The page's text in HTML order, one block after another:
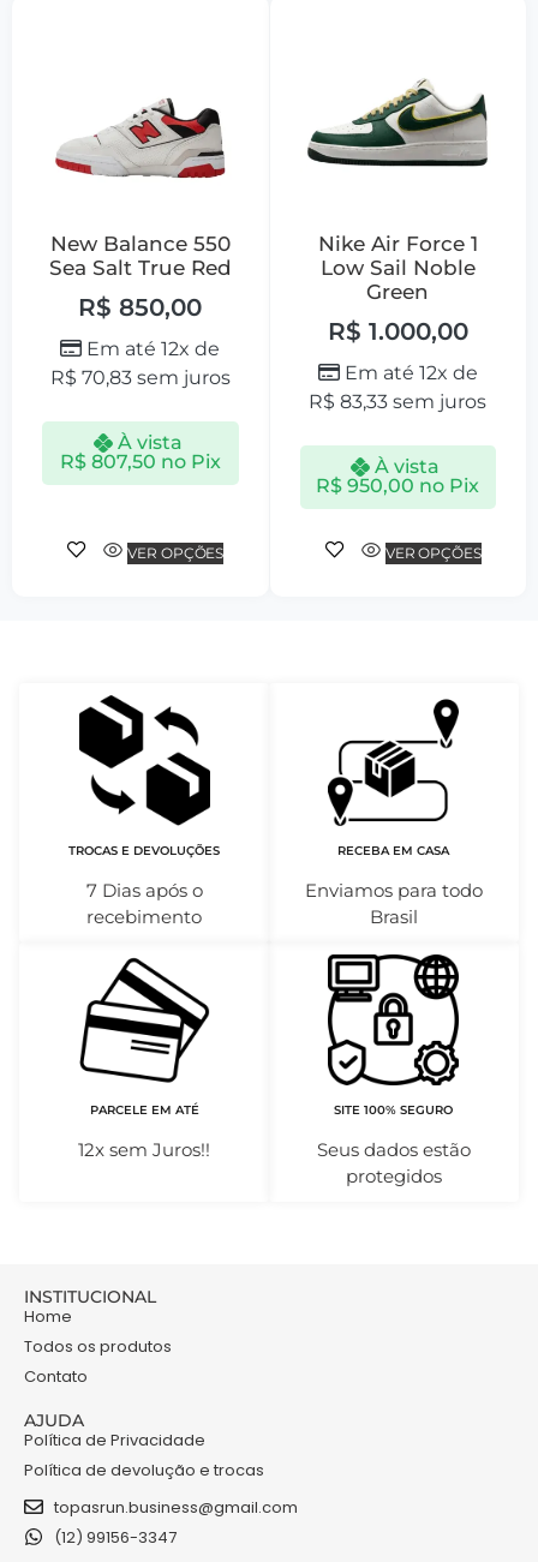
New Balance 550
Sea Salt True Red
R$ 850,00
Em até 12x de
R$ 70,83sem juros
À vista
R$807,50 no Pix
VER OPÇÕES
Nike Air Force 1
Low Sail Noble
Green
R$ 1.000,00
Em até 12x de
R$ 83,33 sem juros
À vista
R$ 950,00 no Pix
VER OPÇÕES
TROCAS E DEVOLUÇÕES
7 Dias após o
recebimento
RECEBA EM CASA
Enviamos para todo
Brasil
PARCELE EM ATÉ
12x sem Juros!!
SITE 100% SEGURO
Seus dados estão
protegidos
INSTITUCIONAL
Home
Todos os produtos
Contato
AJUDA
Política de Privacidade
Política de devolução e trocas
topasrun.business@gmail.com
(12) 99156-3347